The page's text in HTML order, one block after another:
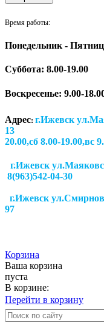
Время работы:
Понедельник -
Суббота: 8.00-19.00
Воскресенье: 9.00-
Адрес: г.Ижевск
13
20.00,сб 8.00-19.00,вс
г.Ижевск
8(963)542-04-30
г.Ижевск
97
Корзина
Ваша корзина
пуста
В корзине:
Перейти в корзину